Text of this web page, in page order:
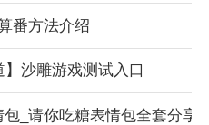
户可以在微信小程序快捷
息、订单详情、商品列表
番方法介绍
】沙雕游戏测试入口
_请你吃糖表情包全套分享